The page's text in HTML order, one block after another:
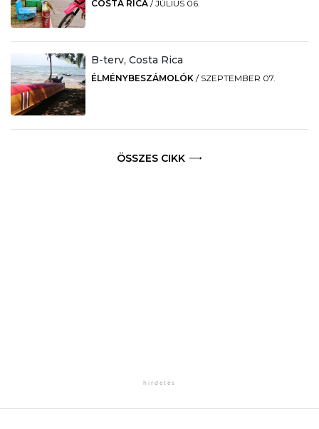
COSTA RICA /JÚLIUS 06.
B-terv, Costa Rica
ÉLMÉNYBESZÁMOLÓK / SZEPTEMBER 07.
ÖSSZES CIKK